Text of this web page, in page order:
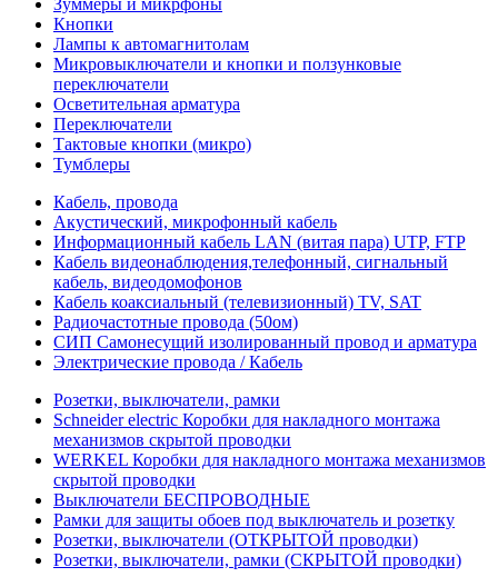
Зуммеры и микрфоны
Кнопки
Лампы к автомагнитолам
Микровыключатели и кнопки и ползунковые
переключатели
Осветительная арматура
Переключатели
Тактовые кнопки (микро)
Тумблеры
Кабель, провода
Акустический, микрофонный кабель
Информационный кабель LAN (витая пара) UTP, FTP
Кабель видеонаблюдения,телефонный, сигнальный
кабель, видеодомофонов
Кабель коаксиальный (телевизионный) TV, SAT
Радиочастотные провода (50ом)
СИП Самонесущий изолированный провод и арматура
Электрические провода / Кабель
Розетки, выключатели, рамки
Schneider electric Коробки для накладного монтажа
механизмов скрытой проводки
WERKEL Коробки для накладного монтажа механизмов
скрытой проводки
Выключатели БЕСПРОВОДНЫЕ
Рамки для защиты обоев под выключатель и розетку
Розетки, выключатели (ОТКРЫТОЙ проводки)
Розетки, выключатели, рамки (СКРЫТОЙ проводки)